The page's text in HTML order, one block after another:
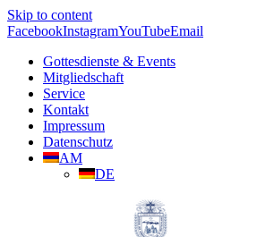
Skip to content
FacebookInstagramYouTubeEmail
Gottesdienste & Events
Mitgliedschaft
Service
Kontakt
Impressum
Datenschutz
AM
DE